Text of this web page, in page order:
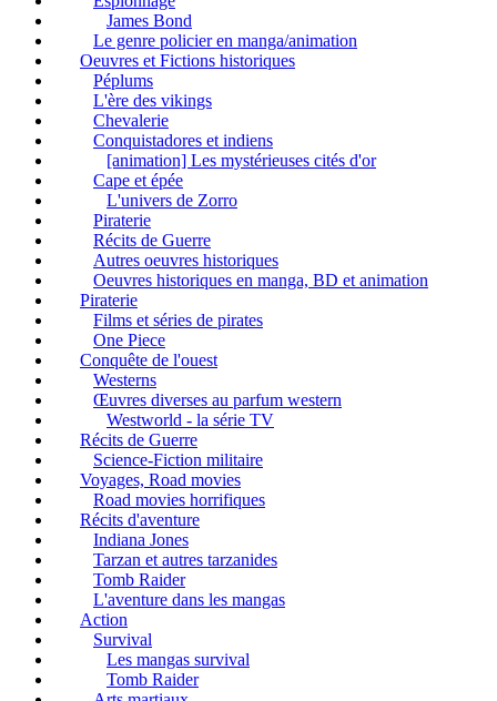
James Bond
Le genre policier en manga/animation
Oeuvres et Fictions historiques
Péplums
L'ère des vikings
Chevalerie
Conquistadores et indiens
[animation] Les mystérieuses cités d'or
Cape et épée
L'univers de Zorro
Piraterie
Récits de Guerre
Autres oeuvres historiques
Oeuvres historiques en manga, BD et animation
Piraterie
Films et séries de pirates
One Piece
Conquête de l'ouest
Westerns
Œuvres diverses au parfum western
Westworld - la série TV
Récits de Guerre
Science-Fiction militaire
Voyages, Road movies
Road movies horrifiques
Récits d'aventure
Indiana Jones
Tarzan et autres tarzanides
Tomb Raider
L'aventure dans les mangas
Action
Survival
Les mangas survival
Tomb Raider